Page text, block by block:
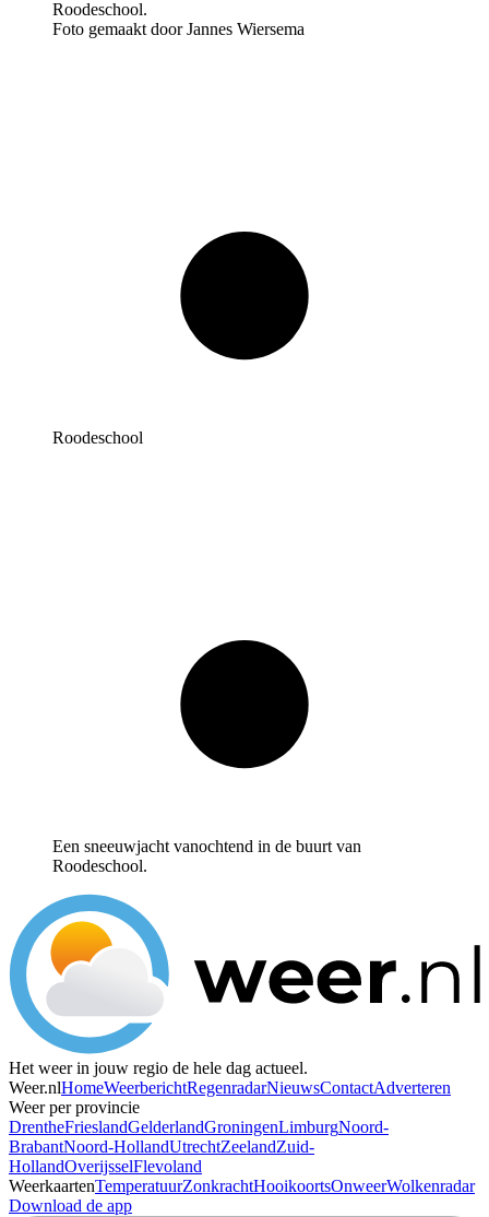
Foto gemaakt door Jannes Wiersema
Roodeschool
Een sneeuwjacht vanochtend in de buurt van
Roodeschool.
Het weer in jouw regio de hele dag actueel.
Weer.nlHomeWeerberichtRegenradarNieuwsContactAdverteren
Weer per provincie
DrentheFrieslandGelderlandGroningenLimburgNoord-
BrabantNoord-HollandUtrechtZeelandZuid-
HollandOverijsselFlevoland
WeerkaartenTemperatuurZonkrachtHooikoortsOnweerWolkenradar
Download de app